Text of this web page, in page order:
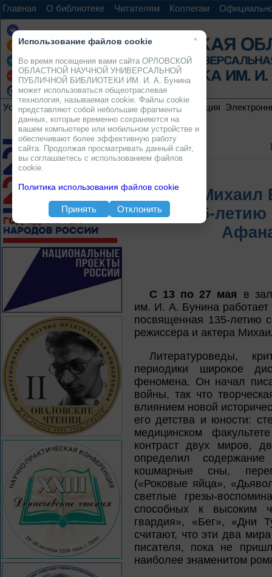
Главная О библиотеке Читателям Коллегам
Услуги Ресурсы Проекты Электронная коллекция
К 135-
С 13 по 27 мая в
им. И. А. Бунина работает
посвященная 135-летию
режиссера и актера
Литературоведы,
периодики широкое
феномена. Он начал
войны, так что
влиянием новой
его детства и юности:
медицинском
контраст двух миров,
определил
кошмарные сны,
(«Роковые яйца»,
светлые грезы-
способных к высоким
гвардия», «Бег», «Дни
считают, что эти два
писателя, пока не
наиболее знаменитом
×
Использование файлов cookie
Во время посещения вами сайта ОРЛОВСКОЙ
ОБЛАСТНОЙ НАУЧНОЙ УНИВЕРСАЛЬНОЙ
ПУБЛИЧНОЙ БИБЛИОТЕКИ ИМ. И. А. Бунина
может использоваться общеотраслевая
технология, называемая cookie. Файлы cookie
представляют собой небольшие фрагменты
данных, которые временно сохраняются на
вашем компьютере или мобильном устройстве и
обеспечивают более эффективную работу
сайта. Продолжая просматривать данный сайт,
вы соглашаетесь с использованием файлов
cookie.
Политика использования файлов cookie
Принять Отклонить